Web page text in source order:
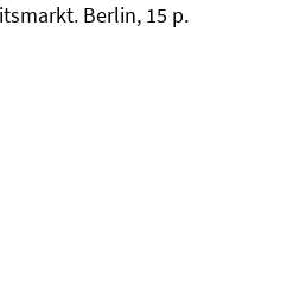
Berlin, 15 p.